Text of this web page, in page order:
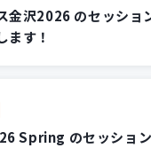
金沢2026 のセッショ
ます！
Spring のセッショ